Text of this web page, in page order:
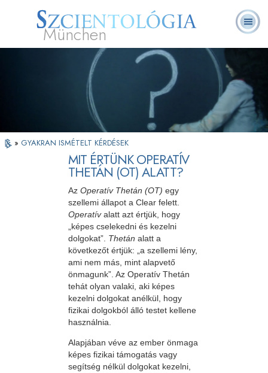
München
Mi a Szcientológia? Önkéntes lelkészek GYIK
» GYAKRAN ISMÉTELT KÉRDÉSEK
MIT ÉRTÜNK OPERATÍV
THETÁN (OT) ALATT?
Az Operatív Thetán (OT) egy
szellemi állapot a Clear felett.
Operatívalatt azt értjük, hogy
„képes cselekedni és kezelni
dolgokat”. Thetán alatt a
következőt értjük: „a szellemi lény,
ami nem más, mint alapvető
önmagunk”. Az Operatív Thetán
tehát olyan valaki, aki képes
kezelni dolgokat anélkül, hogy
fizikai dolgokból álló testet kellene
használnia.
Alapjában véve az ember önmaga
képes fizikai támogatás vagy
segítség nélkül dolgokat kezelni,